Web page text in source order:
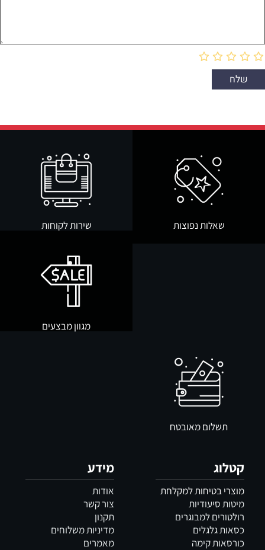
שאלות נפוצות שירות לקוחות
מגוון מבצעים
תשלום מאובטח
קטלוג
מוצרי בטיחות למקלחת
מיטות סיעודיות
רולטורים למבוגרים
כסאות גלגלים
כורסאות קימה
מידע
אודות
צור קשר
תקנון
מדיניות משלוחים
מאמרים